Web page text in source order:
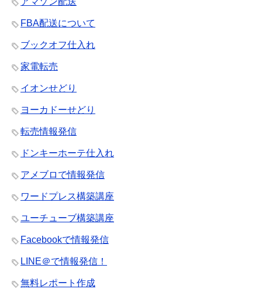
FBA配送について
ブックオフ仕入れ
家電転売
イオンせどり
ヨーカドーせどり
転売情報発信
ドンキーホーテ仕入れ
アメブロで情報発信
ワードプレス構築講座
ユーチューブ構築講座
Facebookで情報発信
LINE＠で情報発信！
無料レポート作成